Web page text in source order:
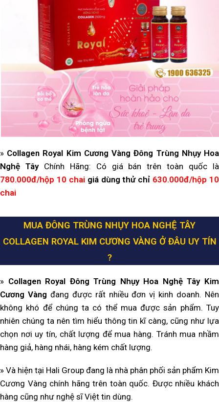
» Collagen Royal Kim Cương Vàng Đông Trùng Nhụy Hoa
Nghệ TâyChính Hãng: Có giá bán trên toàn quốc là
780.000đ/hộp 10 chai giá dùng thử chỉ 630.000đ/hộp 10
chai
MUA ĐÔNG TRÙNG NHỤY HOA NGHỆ TÂY
COLLAGEN ROYAL KIM CƯƠNG VÀNG Ở ĐÂU UY TÍN
?
» Collagen Royal Đông Trùng Nhụy Hoa Nghệ Tây Kim
Cương Vàng đang được rất nhiều đơn vị kinh doanh. Nên
không khó để chúng ta có thể mua được sản phẩm. Tuy
nhiên chúng ta nên tìm hiểu thông tin kĩ càng, cũng như lựa
chọn nơi uy tín, chất lượng để mua hàng. Tránh mua nhầm
hàng giả, hàng nhái, hàng kém chất lượng.
» Và hiện tại Hali Group đang là nhà phân phối sản phẩm Kim
Cương Vàng chính hãng trên toàn quốc. Được nhiều khách
hàng cũng như nghệ sĩ Việt tin dùng.